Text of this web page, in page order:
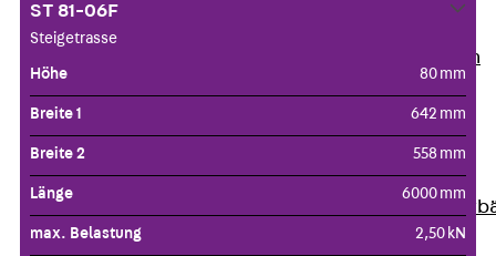
Unternehmen
Werte & Philosophie
Service & Qualität
Unsere Geschichte
Mitgliedschaften &
ST 81-06F
Steigetrasse
Höhe 80 mm
Breite 1 642 mm
Breite 2 558 mm
Länge 6000 mm
max. Belastung 2,50 kN